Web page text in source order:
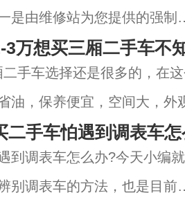
是由维修站为您提供的强制
是二手车主自己作的一些日
的正常保养关系到二手车辆
乘客的安全。若保养或使用
3万想买三厢二手车不
手车选择还是很多的，在
油，保养便宜，空间大，外
不过买回家作为过渡或练手
就来给大家说说2-3万买什
二手车怕遇到调表车
到调表车怎么办?今天小编
别调表车的方法，也是目前